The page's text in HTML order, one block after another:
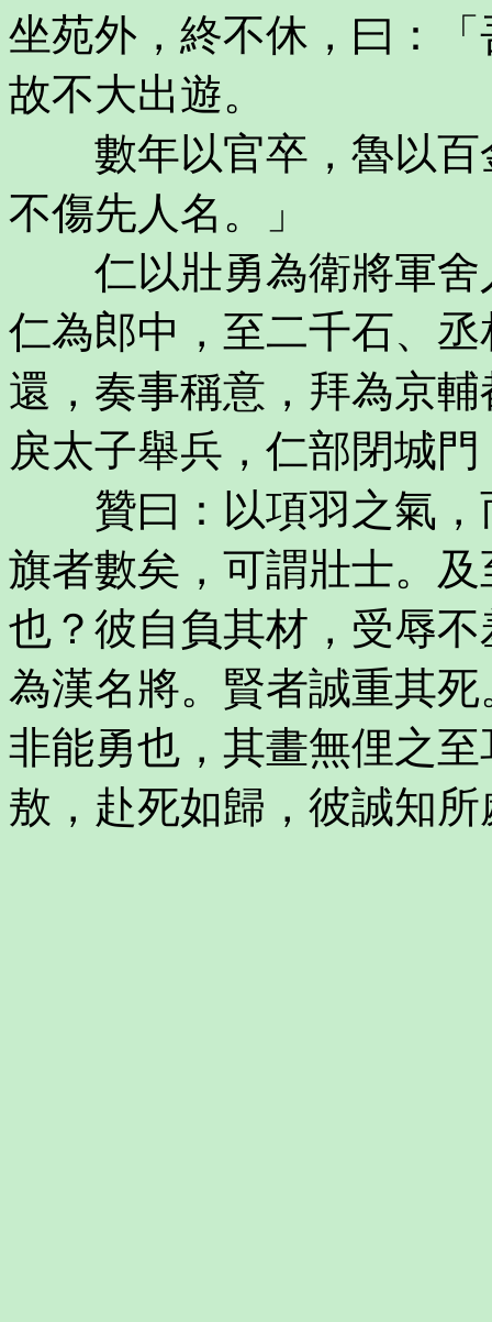
坐苑外，終不休，曰：
故不大出遊。
數年以官卒，魯以百
不傷先人名。」
仁以壯勇為衛將軍舍
仁為郎中，至二千石、
還，奏事稱意，拜為京
戾太子舉兵，仁部閉城
贊曰：以項羽之氣，
旗者數矣，可謂壯士。
也？彼自負其材，受辱
為漢名將。賢者誠重其
非能勇也，其畫無俚之
敖，赴死如歸，彼誠知